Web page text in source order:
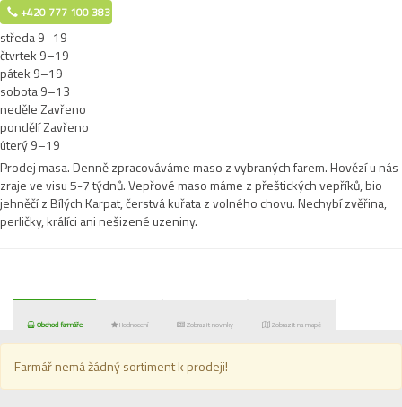
+420 777 100 383
středa 9–19
čtvrtek 9–19
pátek 9–19
sobota 9–13
neděle Zavřeno
pondělí Zavřeno
úterý 9–19
Prodej masa. Denně zpracováváme maso z vybraných farem. Hovězí u nás
zraje ve visu 5-7 týdnů. Vepřové maso máme z přeštických vepříků, bio
jehněčí z Bílých Karpat, čerstvá kuřata z volného chovu. Nechybí zvěřina,
perličky, králíci ani nešizené uzeniny.
Obchod farmáře Hodnocení Zobrazit novinky Zobrazit na mapě
Farmář nemá žádný sortiment k prodeji!